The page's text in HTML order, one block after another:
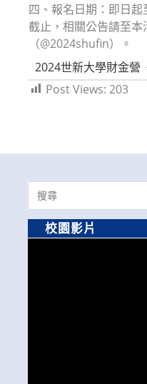
四、報名日期：即日起
截止，相關公告請至
（@2024shufin）。
2024世新大學財金營
Post Views: 203
Search
for:
校園影片